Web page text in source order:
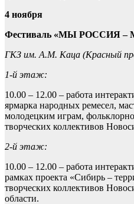
4 ноября
Фестиваль «МЫ РОССИЯ
ГКЗ им. А.М. Каца (Красный
1-й этаж:
10.00 – 12.00 – работа
ярмарка народных ремесел,
молодецким играм,
творческих коллективов
2-й этаж:
10.00 – 12.00 – работа
рамках проекта «Сибирь –
творческих коллективов
области.